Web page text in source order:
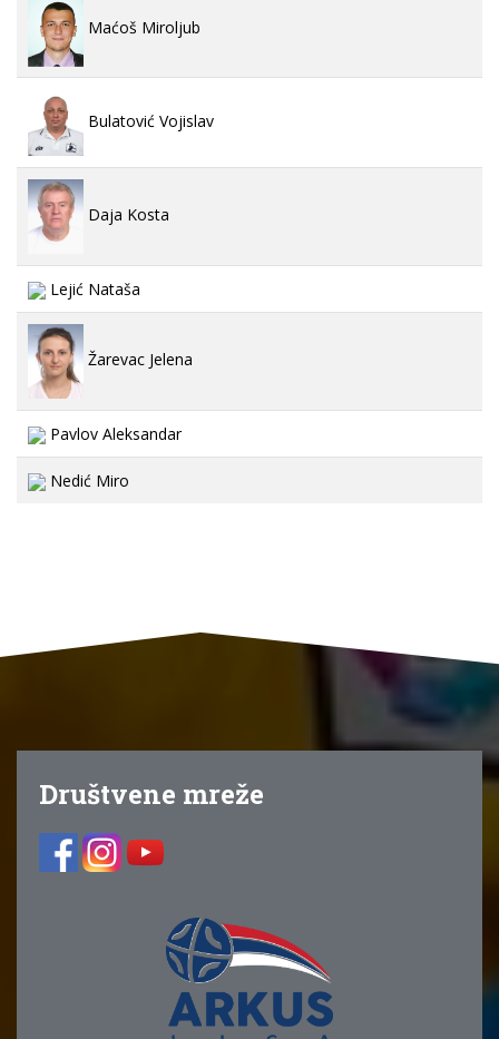
Maćoš Miroljub
Bulatović Vojislav
Daja Kosta
Lejić Nataša
Žarevac Jelena
Pavlov Aleksandar
Nedić Miro
Društvene mreže